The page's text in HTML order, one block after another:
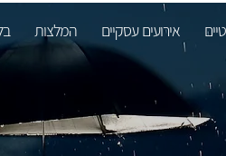
אירועים עסקיים המלצות